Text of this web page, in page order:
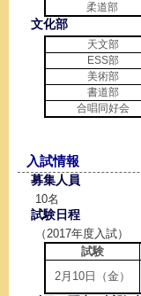
柔道部
文化部
天文部
ESS部
美術部
書道部
合唱同好会
入試情報
募集人員
10名
試験日程
（2017年度入試）
試験
2月10日（金）